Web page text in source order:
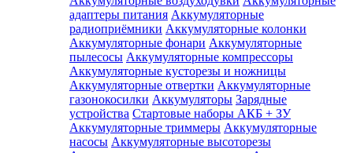
адаптеры питания Аккумуляторные
радиоприёмники Аккумуляторные колонки
Аккумуляторные фонари Аккумуляторные
пылесосы Аккумуляторные компрессоры
Аккумуляторные кусторезы и ножницы
Аккумуляторные отвертки Аккумуляторные
газонокосилки Аккумуляторы Зарядные
устройства Стартовые наборы АКБ + ЗУ
Аккумуляторные триммеры Аккумуляторные
насосы Аккумуляторные высоторезы